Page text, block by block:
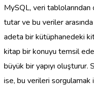
MySQL, veri
tutar ve bu veriler
adeta bir kütüphanedeki
kitap bir konuyu temsil
büyük bir yapıyı
ise, bu verileri sorgulamak